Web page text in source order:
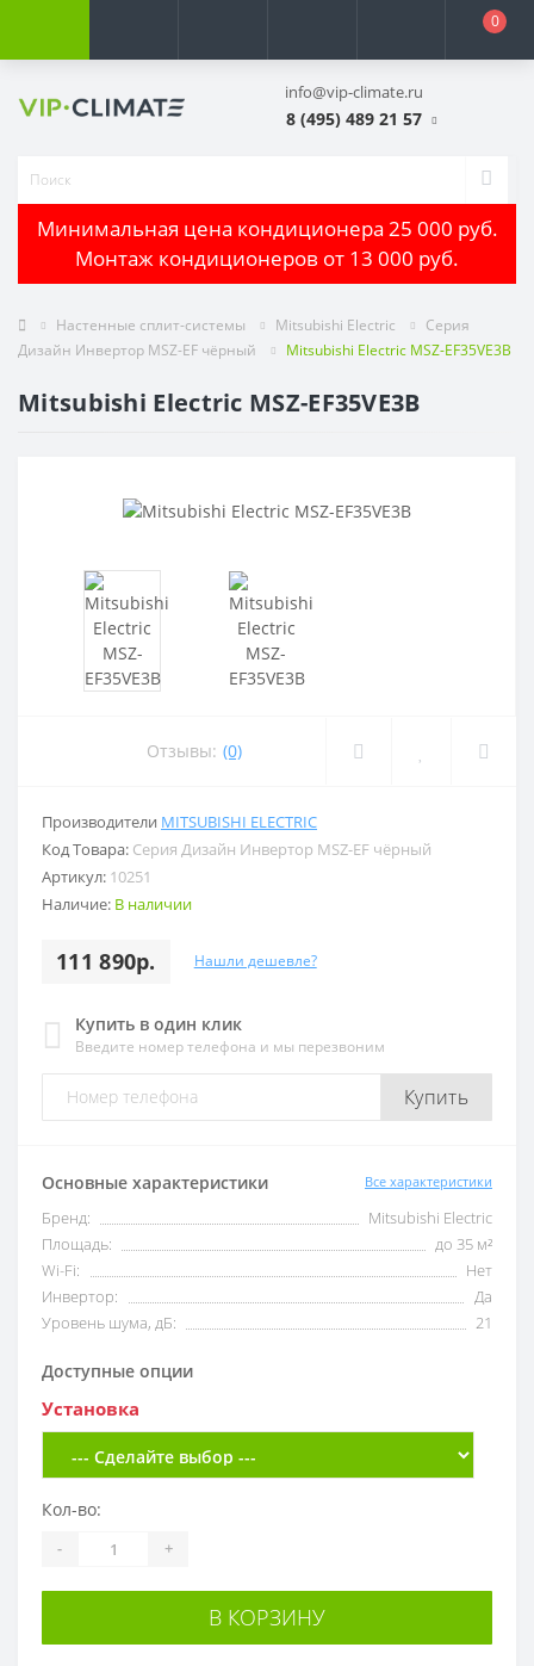
0
info@vip-climate.ru
8 (495) 489 21 57
Минимальная цена кондиционера 25 000 руб.
Монтаж кондиционеров от 13 000 руб.
Настенные сплит-системы Mitsubishi Electric
Серия
Дизайн Инвертор MSZ-EF чёрный
Mitsubishi Electric MSZ-EF35VE3B
Mitsubishi Electric MSZ-EF35VE3B
Отзывы: (0)
Производители MITSUBISHI ELECTRIC
Код Товара: Серия Дизайн Инвертор MSZ-EF чёрный
Артикул: 10251
Наличие: В наличии
111 890р. Нашли дешевле?
Купить в один клик
Введите номер телефона и мы перезвоним
Купить
Основные характеристики Все характеристики
Бренд:
Mitsubishi Electric
Площадь:
до 35 м²
Wi-Fi:
Нет
Инвертор:
Да
Уровень шума, дБ:
21
Доступные опции
Установка
Кол-во:
- +
В КОРЗИНУ